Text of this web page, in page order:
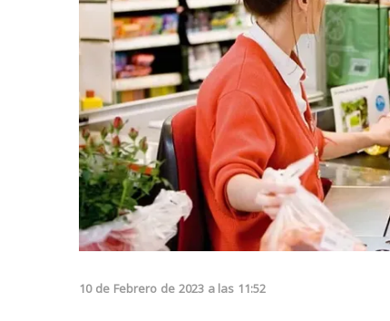
10 de Febrero de 2023 a las 11:52